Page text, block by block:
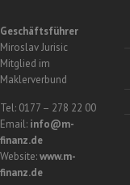
Geschäftsführer
Miroslav Jurisic
Mitglied im
Maklerverbund
Tel: 0177 – 278 22 00
Email: info@m-
finanz.de
Website:www.m-
finanz.de